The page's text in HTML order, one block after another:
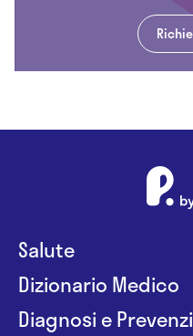
Salute
Dizionario Medico
Diagnosi e